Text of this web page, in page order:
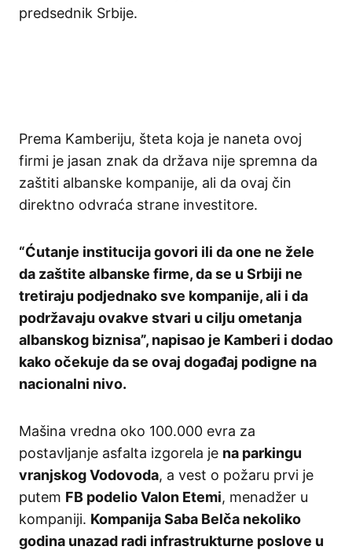
predsednik Srbije.
Prema Kamberiju, šteta koja je naneta ovoj
firmi je jasan znak da država nije spremna da
zaštiti albanske kompanije, ali da ovaj čin
direktno odvraća strane investitore.
“Ćutanje institucija govori ili da one ne žele
da zaštite albanske firme, da se u Srbiji ne
tretiraju podjednako sve kompanije, ali i da
podržavaju ovakve stvari u cilju ometanja
albanskog biznisa”, napisao je Kamberi i dodao
kako očekuje da se ovaj događaj podigne na
nacionalni nivo.
Mašina vredna oko 100.000 evra za
postavljanje asfalta izgorela je na parkingu
vranjskog Vodovoda, a vest o požaru prvi je
putem FB podelio Valon Etemi, menadžer u
kompaniji. Kompanija Saba Belča nekoliko
godina unazad radi infrastrukturne poslove u